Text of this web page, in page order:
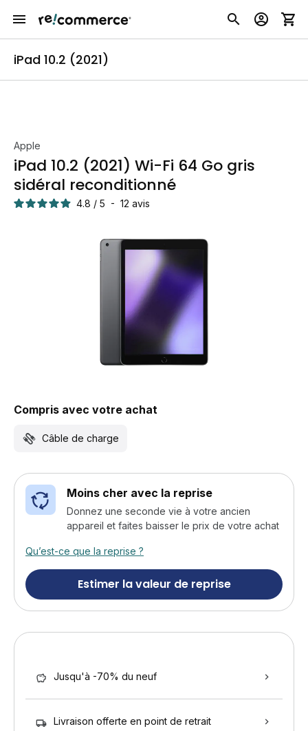
iPad 10.2 (2021)
Apple
iPad 10.2 (2021) Wi-Fi 64 Go gris
sidéral reconditionné
4.8 / 5 - 12 avis
Compris avec votre achat
Câble de charge
Moins cher avec la reprise
Donnez une seconde vie à votre ancien
appareil et faites baisser le prix de votre achat
Qu’est-ce que la reprise ?
Estimer la valeur de reprise
Jusqu'à -70% du neuf
Livraison offerte en point de retrait